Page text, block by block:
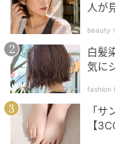
コンシーラーチー
人が
beauty
白髪
気に
fashion
「
【